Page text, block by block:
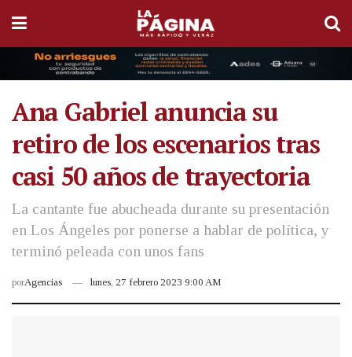
Ana Gabriel anuncia su
retiro de los escenarios tras
casi 50 años de trayectoria
La cantante fue abucheada durante su presentación
en Los Ángeles por ponerse a hablar de política, y
terminó peleada con unos fans
porAgencias lunes, 27 febrero 2023 9:00 AM